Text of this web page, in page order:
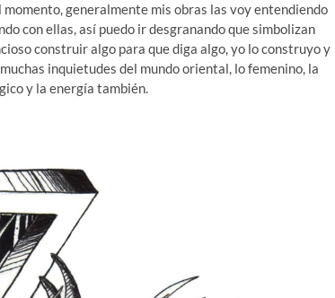
generalmente mis obras las voy entendiendo
con ellas, así puedo ir desgranando que simbolizan
construir algo para que diga algo, yo lo construyo y
inquietudes del mundo oriental, lo femenino, la
y la energía también.